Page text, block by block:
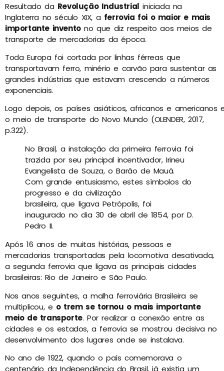
Resultado da Revolução Industrial iniciada na
Inglaterra no século XIX, a ferrovia foi o maior e mais
importante inventono que diz respeito aos meios de
transporte de mercadorias da época.
Toda Europa foi cortada por linhas férreas que
transportavam ferro, minério e carvão para sustentar as
grandes indústrias que estavam crescendo a números
exponenciais.
Logo depois, os países asiáticos, africanos e americanos
o meio de transporte do Novo Mundo (OLENDER, 2017,
p.322).
No Brasil, a instalação da primeira ferrovia foi
trazida por seu principal incentivador, Irineu
Evangelista de Souza, o Barão de Mauá.
Com grande entusiasmo, estes símbolos do
progresso e da civilização
brasileira, que ligava Petrópolis, foi
inaugurado no dia 30 de abril de 1854, por D.
Pedro II.
Após 16 anos de muitas histórias, pessoas e
mercadorias transportadas pela locomotiva desativada,
a segunda ferrovia que ligava as principais cidades
brasileiras: Rio de Janeiro e São Paulo.
Nos anos seguintes, a malha ferroviária Brasileira se
multiplicou, e o trem se tornou o mais importante
meio de transporte. Por realizar a conexão entre as
cidades e os estados, a ferrovia se mostrou decisiva no
desenvolvimento dos lugares onde se instalava.
No ano de 1922, quando o país comemorava o
centenário da Independência do Brasil, já existia um